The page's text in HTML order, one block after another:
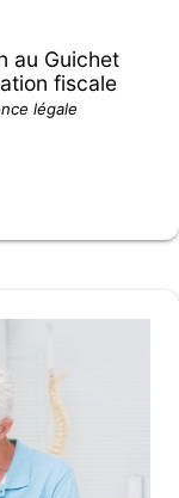
au Guichet
fiscale
légale